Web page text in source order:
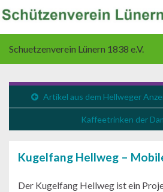
Schuetzenverein Lünern 1838 e.V.
Artikel aus dem Hellweger
Kaffeetrinken der
Kugelfang Hellweg –
Der Kugelfang Hellweg ist ein